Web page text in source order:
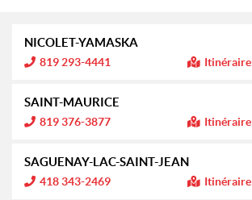
NICOLET-YAMASKA
I
o
r
m
a
o
819 293-4441 Itinéraire
SAINT-MAURICE
I
o
r
m
a
819 376-3877 Itinéraire
SAGUENAY-LAC-SAINT-JEAN
I
418 343-2469 Itinéraire